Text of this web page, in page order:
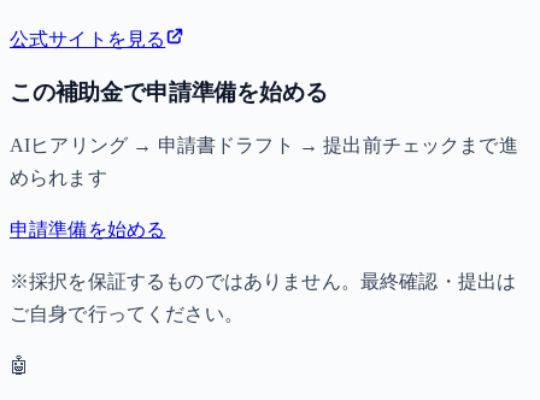
公式サイトを見る
この補助金で申請準備を始める
AIヒアリング → 申請書ドラフト → 提出前チェックまで進
められます
申請準備を始める
※採択を保証するものではありません。最終確認・提出は
ご自身で行ってください。
🤖